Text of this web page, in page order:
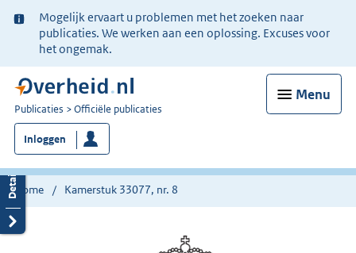
Ter
informatie:
Mogelijk ervaart u problemen met het zoeken naar
publicaties. We werken aan een oplossing. Excuses voor
het ongemak.
Menu
U
bent
nu
hier:
Publicaties Officiële publicaties
Inloggen
Home Kamerstuk 33077, nr. 8